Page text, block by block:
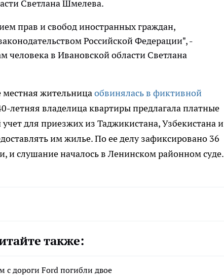
Светлана Шмелева.
прав и свобод иностранных граждан,
Российской Федерации", -
в Ивановской области Светлана
жительницаобвинялась в фиктивной
летняя владелица квартиры предлагала платные
для приезжих из Таджикистана, Узбекистана и
им жилье. По ее делу зафиксировано 36
и слушание началось в Ленинском районном суде.
также:
дороги Ford погибли двое